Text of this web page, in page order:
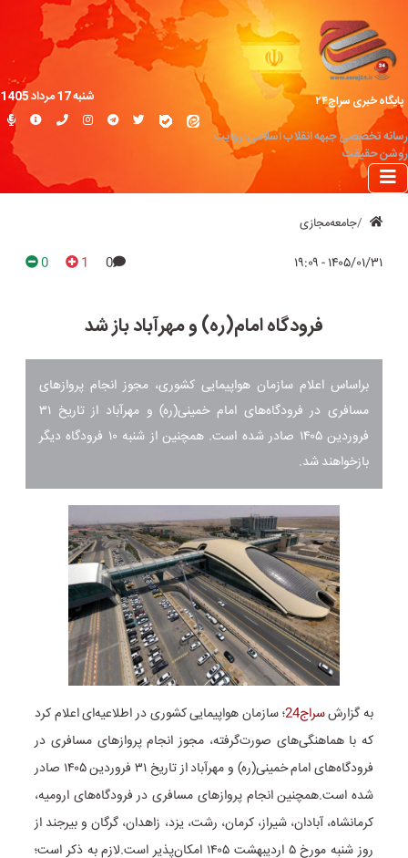
پایگاه خبری سراج۲۴
رسانه تخصصی جبهه انقلاب اسلامی؛ روایت
روشن حقیقت
شنبه 17 مرداد 1405
جامعه‌مجازی
۱۴۰۵/۰۱/۳۱ - ۱۹:۰۹ 0
1
0
فرودگاه امام(ره) و مهرآباد باز شد
براساس اعلام سازمان هواپیمایی کشوری، مجوز انجام پروازهای
مسافری در فرودگاه‌های امام خمینی(ره) و مهرآباد از تاریخ ۳۱
فروردین ۱۴۰۵ صادر شده است. همچنین از شنبه ۱۰ فرودگاه دیگر
بازخواهند شد.
به گزارشسراج24 ؛سازمان هواپیمایی کشوری در اطلاعیه‌ای اعلام کرد
که با هماهنگی‌های صورت‌گرفته، مجوز انجام پروازهای مسافری در
فرودگاه‌های امام خمینی(ره) و مهرآباد از تاریخ ۳۱ فروردین ۱۴۰۵ صادر
شده است.همچنین انجام پروازهای مسافری در فرودگاه‌های ارومیه،
کرمانشاه، آبادان، شیراز، کرمان، رشت، یزد، زاهدان، گرگان و بیرجند از
روز شنبه مورخ ۵ اردیبهشت ۱۴۰۵ امکان‌پذیر است.
لازم به ذکر است؛